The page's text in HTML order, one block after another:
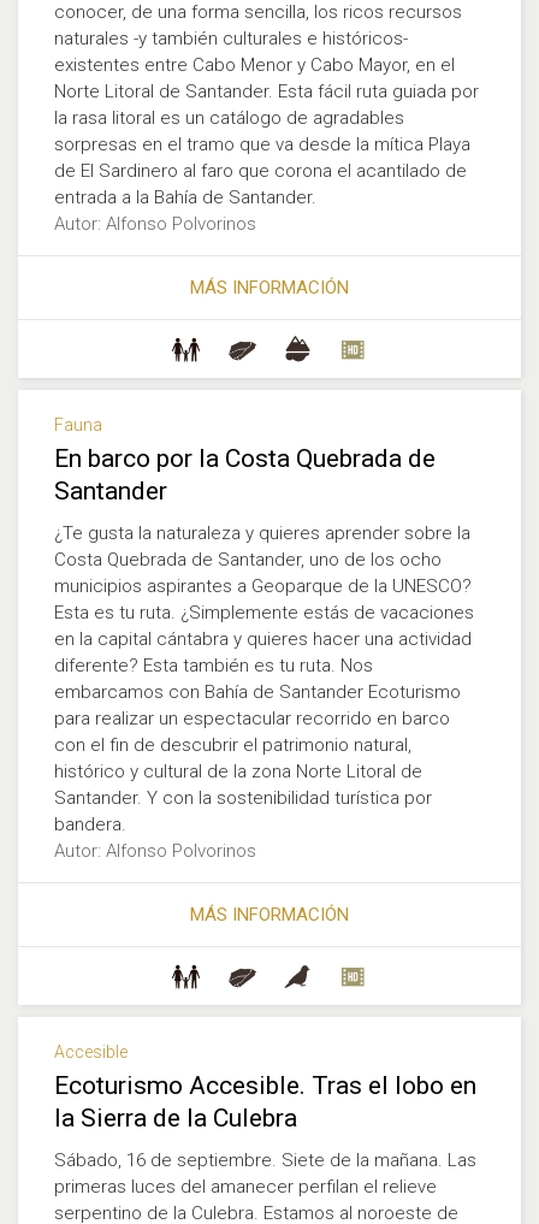
conocer, de una forma sencilla, los ricos recursos
naturales -y también culturales e históricos-
existentes entre Cabo Menor y Cabo Mayor, en el
Norte Litoral de Santander. Esta fácil ruta guiada por
la rasa litoral es un catálogo de agradables
sorpresas en el tramo que va desde la mítica Playa
de El Sardinero al faro que corona el acantilado de
entrada a la Bahía de Santander.
Autor: Alfonso Polvorinos
MÁS INFORMACIÓN
Fauna
En barco por la Costa Quebrada de
Santander
¿Te gusta la naturaleza y quieres aprender sobre la
Costa Quebrada de Santander, uno de los ocho
municipios aspirantes a Geoparque de la UNESCO?
Esta es tu ruta. ¿Simplemente estás de vacaciones
en la capital cántabra y quieres hacer una actividad
diferente? Esta también es tu ruta. Nos
embarcamos con Bahía de Santander Ecoturismo
para realizar un espectacular recorrido en barco
con el fin de descubrir el patrimonio natural,
histórico y cultural de la zona Norte Litoral de
Santander. Y con la sostenibilidad turística por
bandera.
Autor: Alfonso Polvorinos
MÁS INFORMACIÓN
Accesible
Ecoturismo Accesible. Tras el lobo en
la Sierra de la Culebra
Sábado, 16 de septiembre. Siete de la mañana. Las
primeras luces del amanecer perfilan el relieve
serpentino de la Culebra. Estamos al noroeste de